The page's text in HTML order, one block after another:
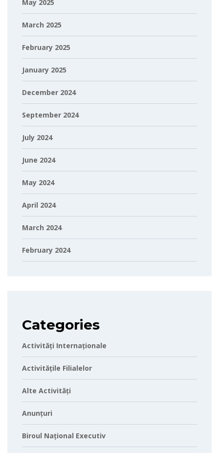
May 2025
March 2025
February 2025
January 2025
December 2024
September 2024
July 2024
June 2024
May 2024
April 2024
March 2024
February 2024
Categories
Activități Internaționale
Activitățile Filialelor
Alte Activități
Anunțuri
Biroul Național Executiv